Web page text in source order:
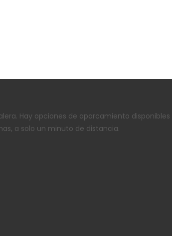
Hay opciones de aparcamiento disponibles
a solo un minuto de distancia.